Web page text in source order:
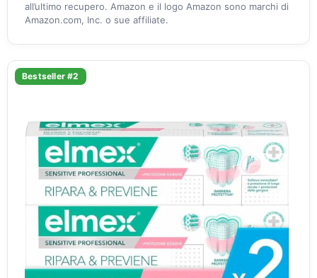
all’ultimo recupero. Amazon e il logo Amazon sono marchi di
Amazon.com, Inc. o sue affiliate.
Bestseller #2